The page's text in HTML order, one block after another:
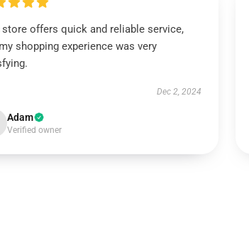
offers quick and reliable service,
shopping experience was very
Dec 2, 2024
Adam
Verified owner